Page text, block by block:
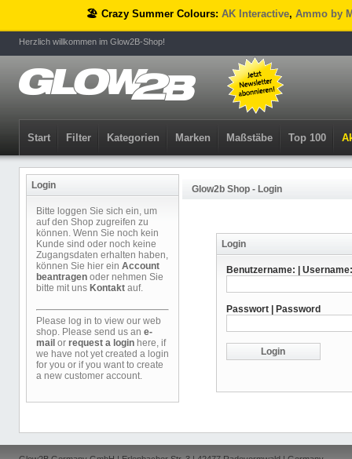
🏖️ Crazy Summer Colours:AK Interactive,Ammo by
Herzlich willkommen im Glow2B-Shop!
Start Filter Kategorien Marken Maßstäbe Top 100
Login
Bitte loggen Sie sich ein, um
auf den Shop zugreifen zu
können. Wenn Sie noch kein
Kunde sind oder noch keine
Zugangsdaten erhalten haben,
können Sie hier ein Account
beantragen oder nehmen Sie
bitte mit uns Kontakt auf.
Please log in to view our web
shop. Please send us an e-
mail or request a login here, if
we have not yet created a login
for you or if you want to create
a new customer account.
Glow2b Shop - Login
Login
Benutzername: | Username:
Passwort | Password